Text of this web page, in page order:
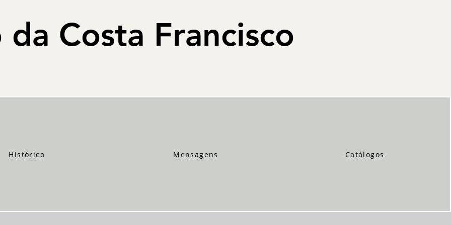
da Costa Francisco
Histórico Mensagens Catálogos